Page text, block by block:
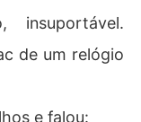
insuportável.
de um relógio
e falou: